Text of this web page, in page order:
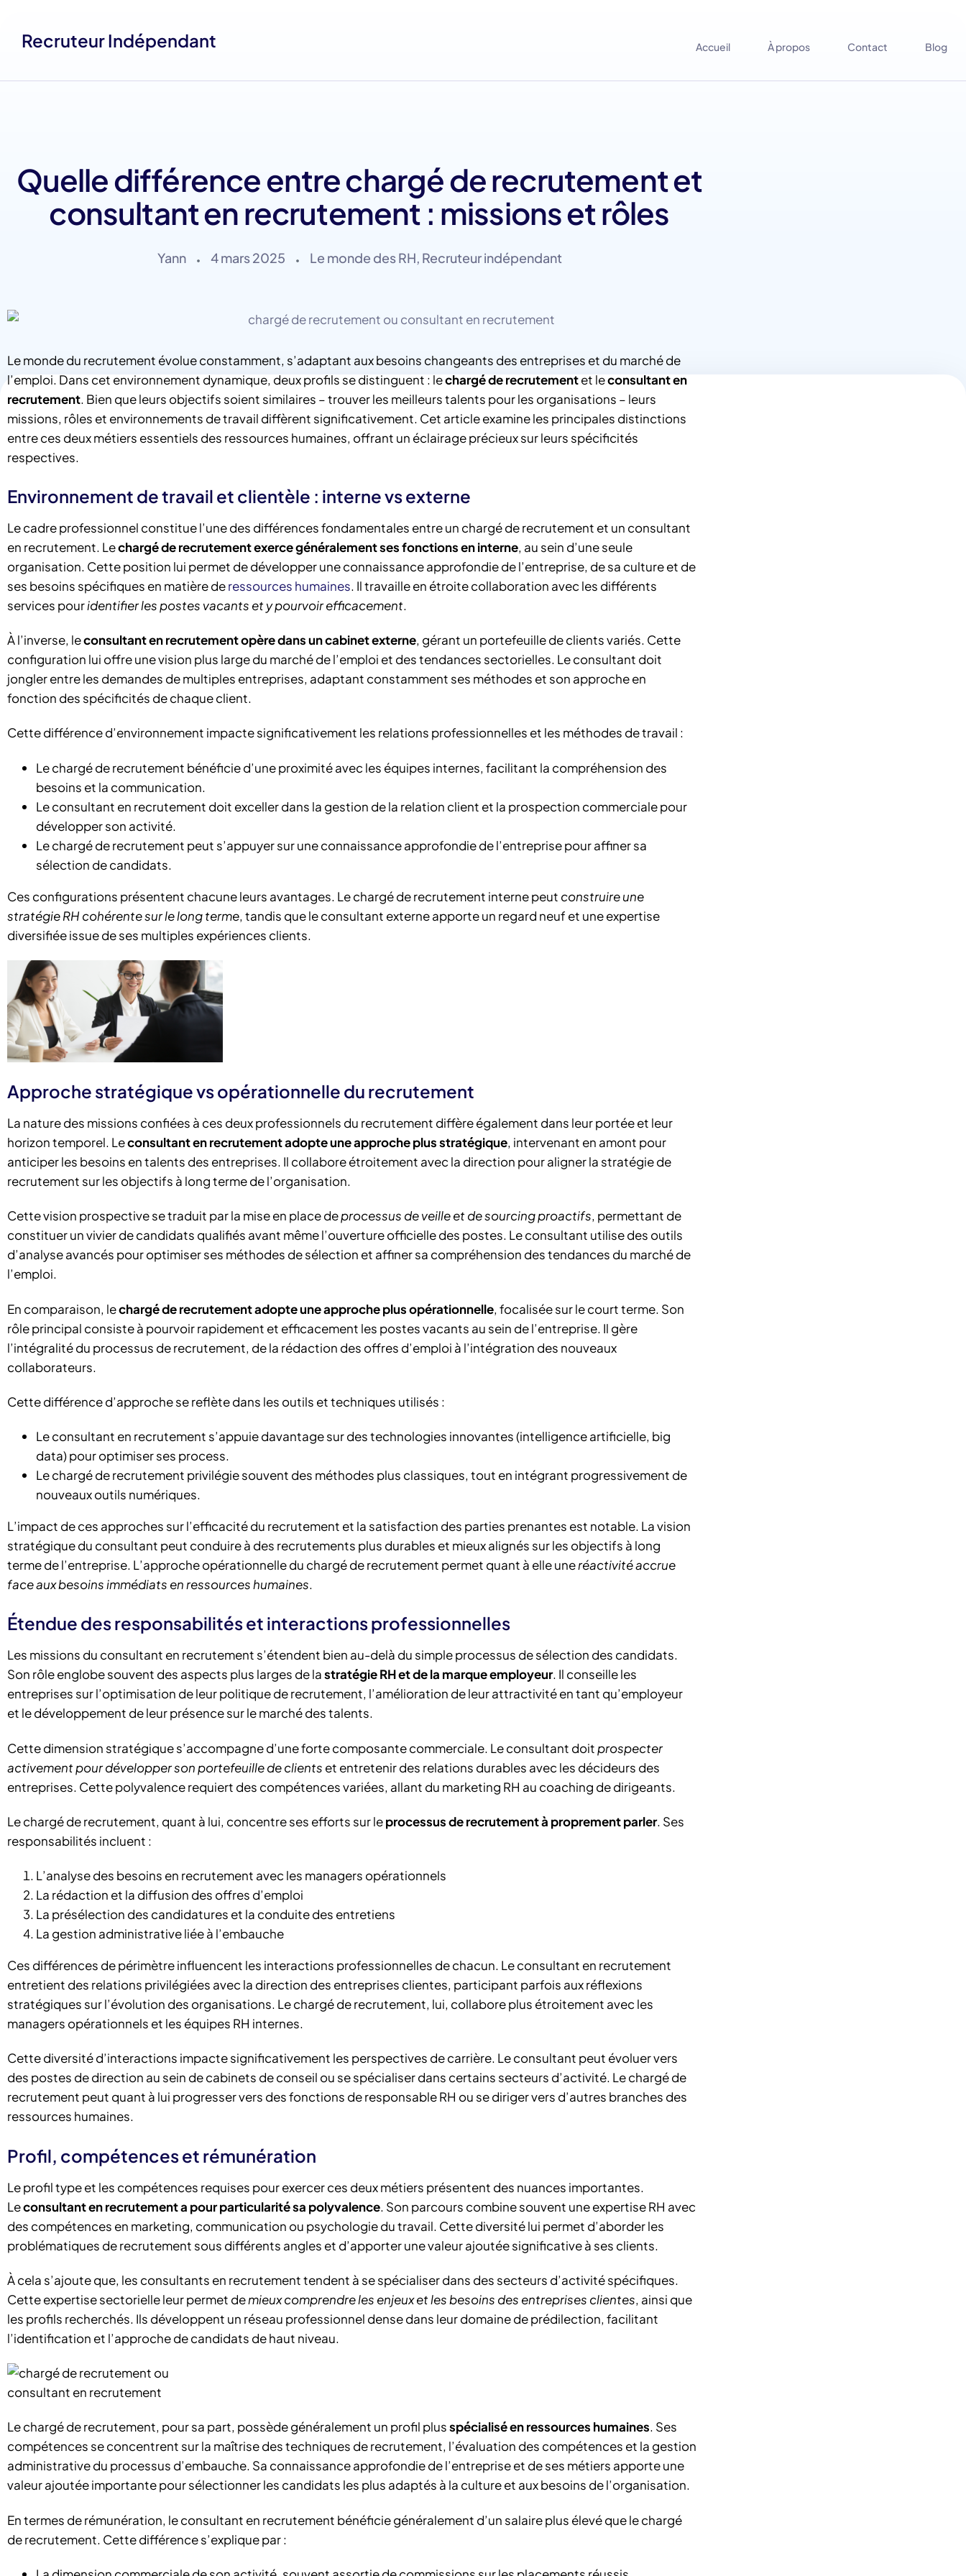
Recruteur Indépendant Accueil À propos Contact Blog
Quelle différence entre chargé de recrutement et
consultant en recrutement : missions et rôles
Yann 4 mars 2025 Le monde des RH, Recruteur indépendant
Le monde du recrutement évolue constamment, s’adaptant aux besoins changeants des entreprises et du marché de
l’emploi. Dans cet environnement dynamique, deux profils se distinguent : lechargé de recrutementet leconsultant en
recrutement. Bien que leurs objectifs soient similaires – trouver les meilleurs talents pour les organisations – leurs
missions, rôles et environnements de travail diffèrent significativement. Cet article examine les principales distinctions
entre ces deux métiers essentiels des ressources humaines, offrant un éclairage précieux sur leurs spécificités
respectives.
Environnement de travail et clientèle : interne vs externe
Le cadre professionnel constitue l’une des différences fondamentales entre un chargé de recrutement et un consultant
en recrutement. Lechargé de recrutement exerce généralement ses fonctions en interne, au sein d’une seule
organisation. Cette position lui permet de développer une connaissance approfondie de l’entreprise, de sa culture et de
ses besoins spécifiques en matière deressources humaines. Il travaille en étroite collaboration avec les différents
services pouridentifier les postes vacants et y pourvoir efficacement.
À l’inverse, leconsultant en recrutement opère dans un cabinet externe, gérant un portefeuille de clients variés. Cette
configuration lui offre une vision plus large du marché de l’emploi et des tendances sectorielles. Le consultant doit
jongler entre les demandes de multiples entreprises, adaptant constamment ses méthodes et son approche en
fonction des spécificités de chaque client.
Cette différence d’environnement impacte significativement les relations professionnelles et les méthodes de travail :
Le chargé de recrutement bénéficie d’une proximité avec les équipes internes, facilitant la compréhension des
besoins et la communication.
Le consultant en recrutement doit exceller dans la gestion de la relation client et la prospection commerciale pour
développer son activité.
Le chargé de recrutement peut s’appuyer sur une connaissance approfondie de l’entreprise pour affiner sa
sélection de candidats.
Ces configurations présentent chacune leurs avantages. Le chargé de recrutement interne peut construire une
stratégie RH cohérente sur le long terme, tandis que le consultant externe apporte un regard neuf et une expertise
diversifiée issue de ses multiples expériences clients.
Approche stratégique vs opérationnelle du recrutement
La nature des missions confiées à ces deux professionnels du recrutement diffère également dans leur portée et leur
horizon temporel. Leconsultant en recrutement adopte une approche plus stratégique, intervenant en amont pour
anticiper les besoins en talents des entreprises. Il collabore étroitement avec la direction pour aligner la stratégie de
recrutement sur les objectifs à long terme de l’organisation.
Cette vision prospective se traduit par la mise en place deprocessus de veille et de sourcing proactifs, permettant de
constituer un vivier de candidats qualifiés avant même l’ouverture officielle des postes. Le consultant utilise des outils
d’analyse avancés pour optimiser ses méthodes de sélection et affiner sa compréhension des tendances du marché de
l’emploi.
En comparaison, lechargé de recrutement adopte une approche plus opérationnelle, focalisée sur le court terme. Son
rôle principal consiste à pourvoir rapidement et efficacement les postes vacants au sein de l’entreprise. Il gère
l’intégralité du processus de recrutement, de la rédaction des offres d’emploi à l’intégration des nouveaux
collaborateurs.
Cette différence d’approche se reflète dans les outils et techniques utilisés :
Le consultant en recrutement s’appuie davantage sur des technologies innovantes (intelligence artificielle, big
data) pour optimiser ses process.
Le chargé de recrutement privilégie souvent des méthodes plus classiques, tout en intégrant progressivement de
nouveaux outils numériques.
L’impact de ces approches sur l’efficacité du recrutement et la satisfaction des parties prenantes est notable. La vision
stratégique du consultant peut conduire à des recrutements plus durables et mieux alignés sur les objectifs à long
terme de l’entreprise. L’approche opérationnelle du chargé de recrutement permet quant à elle uneréactivité accrue
face aux besoins immédiats en ressources humaines.
Étendue des responsabilités et interactions professionnelles
Les missions du consultant en recrutement s’étendent bien au-delà du simple processus de sélection des candidats.
Son rôle englobe souvent des aspects plus larges de lastratégie RH et de la marque employeur. Il conseille les
entreprises sur l’optimisation de leur politique de recrutement, l’amélioration de leur attractivité en tant qu’employeur
et le développement de leur présence sur le marché des talents.
Cette dimension stratégique s’accompagne d’une forte composante commerciale. Le consultant doitprospecter
activement pour développer son portefeuille de clients et entretenir des relations durables avec les décideurs des
entreprises. Cette polyvalence requiert des compétences variées, allant du marketing RH au coaching de dirigeants.
Le chargé de recrutement, quant à lui, concentre ses efforts sur leprocessus de recrutement à proprement parler. Ses
responsabilités incluent :
L’analyse des besoins en recrutement avec les managers opérationnels
La rédaction et la diffusion des offres d’emploi
La présélection des candidatures et la conduite des entretiens
La gestion administrative liée à l’embauche
Ces différences de périmètre influencent les interactions professionnelles de chacun. Le consultant en recrutement
entretient des relations privilégiées avec la direction des entreprises clientes, participant parfois aux réflexions
stratégiques sur l’évolution des organisations. Le chargé de recrutement, lui, collabore plus étroitement avec les
managers opérationnels et les équipes RH internes.
Cette diversité d’interactions impacte significativement les perspectives de carrière. Le consultant peut évoluer vers
des postes de direction au sein de cabinets de conseil ou se spécialiser dans certains secteurs d’activité. Le chargé de
recrutement peut quant à lui progresser vers des fonctions de responsable RH ou se diriger vers d’autres branches des
ressources humaines.
Profil, compétences et rémunération
Le profil type et les compétences requises pour exercer ces deux métiers présentent des nuances importantes.
Leconsultant en recrutement a pour particularité sa polyvalence. Son parcours combine souvent une expertise RH avec
des compétences en marketing, communication ou psychologie du travail. Cette diversité lui permet d’aborder les
problématiques de recrutement sous différents angles et d’apporter une valeur ajoutée significative à ses clients.
À cela s’ajoute que, les consultants en recrutement tendent à se spécialiser dans des secteurs d’activité spécifiques.
Cette expertise sectorielle leur permet demieux comprendre les enjeux et les besoins des entreprises clientes, ainsi que
les profils recherchés. Ils développent un réseau professionnel dense dans leur domaine de prédilection, facilitant
l’identification et l’approche de candidats de haut niveau.
Le chargé de recrutement, pour sa part, possède généralement un profil plusspécialisé en ressources humaines. Ses
compétences se concentrent sur la maîtrise des techniques de recrutement, l’évaluation des compétences et la gestion
administrative du processus d’embauche. Sa connaissance approfondie de l’entreprise et de ses métiers apporte une
valeur ajoutée importante pour sélectionner les candidats les plus adaptés à la culture et aux besoins de l’organisation.
En termes de rémunération, le consultant en recrutement bénéficie généralement d’un salaire plus élevé que le chargé
de recrutement. Cette différence s’explique par :